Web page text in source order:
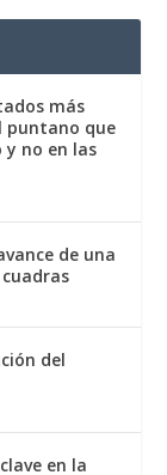
más
puntano que
y no en las
de una
del
en la